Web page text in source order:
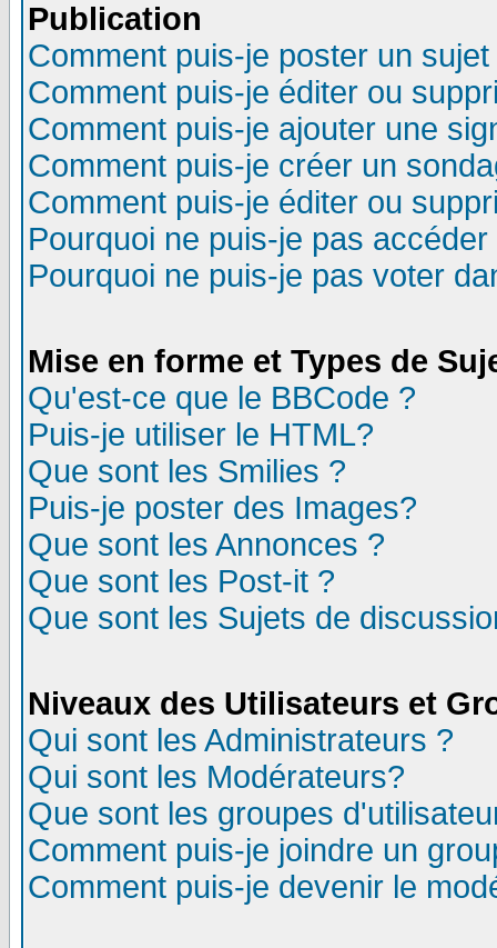
Publication
Comment puis-je poster un
Comment puis-je éditer ou
Comment puis-je ajouter une
Comment puis-je créer un
Comment puis-je éditer ou
Pourquoi ne puis-je pas
Pourquoi ne puis-je pas voter
Mise en forme et Types de
Qu'est-ce que le BBCode ?
Puis-je utiliser le HTML?
Que sont les Smilies ?
Puis-je poster des Images?
Que sont les Annonces ?
Que sont les Post-it ?
Que sont les Sujets de
Niveaux des Utilisateurs et
Qui sont les Administrateurs ?
Qui sont les Modérateurs?
Que sont les groupes
Comment puis-je joindre un
Comment puis-je devenir le